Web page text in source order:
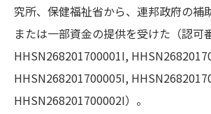
究所、保健福祉省から、連邦政府の補
または一部資金の提供を受けた（認可
HHSN268201700001I,
HHSN268201700005I,
HHSN268201700002I）。